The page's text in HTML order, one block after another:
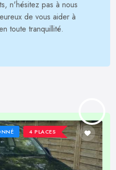
n'hésitez pas à nous
de vous aider à
toute tranquillité.
4 PLACES